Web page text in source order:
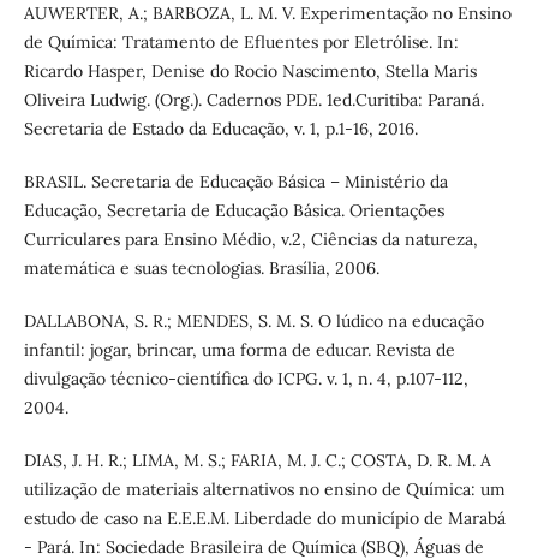
AUWERTER, A.; BARBOZA, L. M. V. Experimentação no Ensino
de Química: Tratamento de Efluentes por Eletrólise. In:
Ricardo Hasper, Denise do Rocio Nascimento, Stella Maris
Oliveira Ludwig. (Org.). Cadernos PDE. 1ed.Curitiba: Paraná.
Secretaria de Estado da Educação, v. 1, p.1-16, 2016.
BRASIL. Secretaria de Educação Básica – Ministério da
Educação, Secretaria de Educação Básica. Orientações
Curriculares para Ensino Médio, v.2, Ciências da natureza,
matemática e suas tecnologias. Brasília, 2006.
DALLABONA, S. R.; MENDES, S. M. S. O lúdico na educação
infantil: jogar, brincar, uma forma de educar. Revista de
divulgação técnico-científica do ICPG. v. 1, n. 4, p.107-112,
2004.
DIAS, J. H. R.; LIMA, M. S.; FARIA, M. J. C.; COSTA, D. R. M. A
utilização de materiais alternativos no ensino de Química: um
estudo de caso na E.E.E.M. Liberdade do município de Marabá
- Pará. In: Sociedade Brasileira de Química (SBQ), Águas de